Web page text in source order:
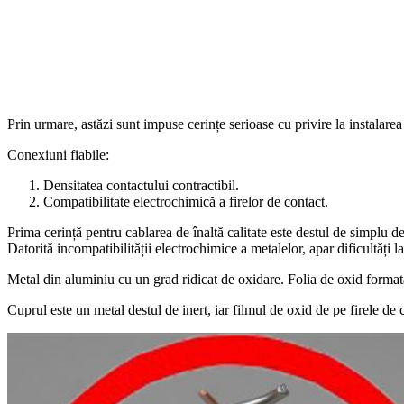
Prin urmare, astăzi sunt impuse cerințe serioase cu privire la
Conexiuni fiabile:
Densitatea contactului contractibil.
Compatibilitate electrochimică a firelor de contact.
Prima cerință pentru cablarea de înaltă calitate este destul de simplu
Datorită incompatibilității electrochimice a metalelor, apar dificultăți
Metal din aluminiu cu un grad ridicat de oxidare. Folia de oxid
Cuprul este un metal destul de inert, iar filmul de oxid de pe firele de